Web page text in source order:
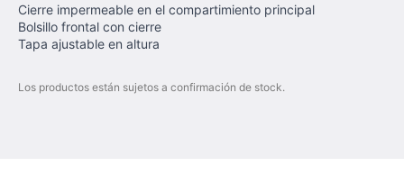
Cierre impermeable en el compartimiento principal
Bolsillo frontal con cierre
Tapa ajustable en altura
Los productos están sujetos a confirmación de stock.